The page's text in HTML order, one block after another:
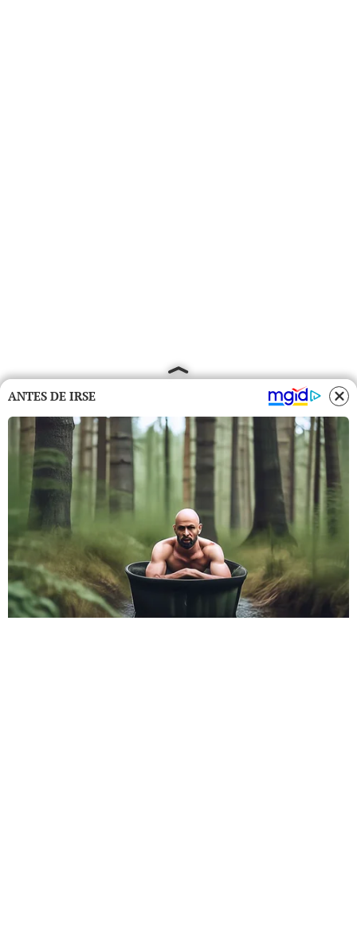
ANTES DE IRSE